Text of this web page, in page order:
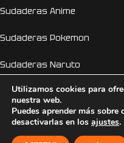
Sudaderas Anime
Sudaderas Pokemon
Sudaderas Naruto
Personalizador Online
Camisetas despedida de
Utilizamos cookies para
nuestra web.
Puedes aprender más
desactivarlas en los ajustes.